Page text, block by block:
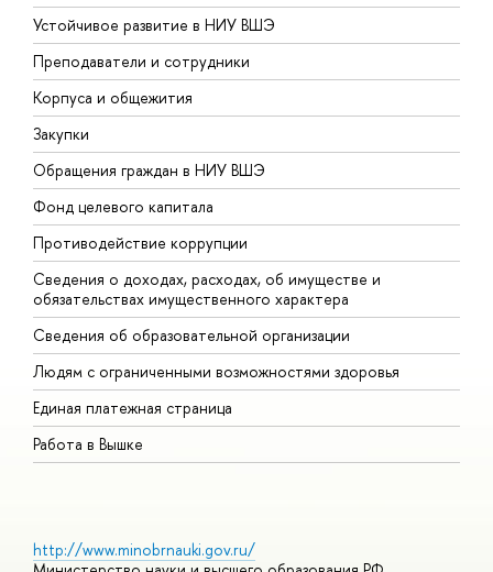
Устойчивое развитие в НИУ ВШЭ
Преподаватели и сотрудники
Корпуса и общежития
Закупки
Обращения граждан в НИУ ВШЭ
Фонд целевого капитала
Противодействие коррупции
Сведения о доходах, расходах, об имуществе и
обязательствах имущественного характера
Сведения об образовательной организации
Людям с ограниченными возможностями здоровья
Единая платежная страница
Работа в Вышке
http://www.minobrnauki.gov.ru/